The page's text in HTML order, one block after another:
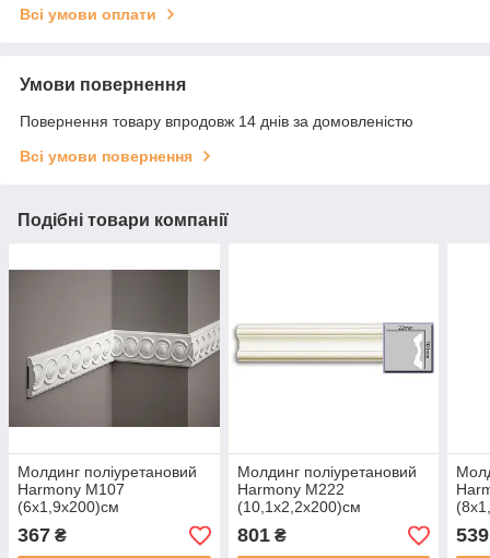
Всі умови оплати
Умови повернення
Повернення товару впродовж 14 днів за домовленістю
Всі умови повернення
Подібні товари компанії
Молдинг поліуретановий
Harmony M107
(6х1,9x200)см
367 ₴
Молдинг поліуретановий
Harmony M222
(10,1х2,2x200)см
801₴ 539